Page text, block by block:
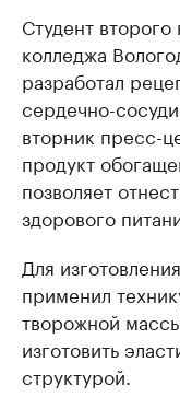
Студент
колледжа
разработал
сердечно-
вторник пресс-
продукт
позволяет
здорового
Для
применил
творожной
изготовить
структурой.